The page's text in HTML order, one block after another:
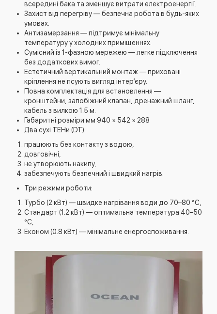
всередині бака та зменшує витрати електроенергії.
Захист від перегріву — безпечна робота в будь-яких
умовах.
Антизамерзання — підтримує мінімальну
температуру у холодних приміщеннях.
Сумісний із 1-фазною мережею — легке підключення
без додаткових вимог.
Естетичний вертикальний монтаж — приховані
кріплення не псують вигляд інтер’єру.
Повна комплектація для встановлення —
кронштейни, запобіжний клапан, дренажний шланг,
кабель з вилкою 1.5 м.
Габаритні розміри мм 940 × 542 × 288
Два сухі ТЕНи (DT):
працюють без контакту з водою,
довговічні,
не утворюють накипу,
забезпечують безпечний і швидкий нагрів.
Три режими роботи:
Турбо (2 кВт) — швидке нагрівання води до 70–80 °C,
Стандарт (1.2 кВт) — оптимальна температура 40–50
°C,
Економ (0.8 кВт) — мінімальне енергоспоживання.